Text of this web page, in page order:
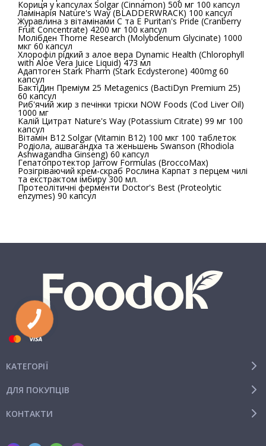
Кориця у капсулах Solgar (Cinnamon) 500 мг 100 капсул
Ламінарія Nature's Way (BLADDERWRACK) 100 капсул
Журавлина з вітамінами С та Е Puritan's Pride (Cranberry
Fruit Concentrate) 4200 мг 100 капсул
Молібден Thorne Research (Molybdenum Glycinate) 1000
мкг 60 капсул
Хлорофіл рідкий з алое вера Dynamic Health (Chlorophyll
with Aloe Vera Juice Liquid) 473 мл
Адаптоген Stark Pharm (Stark Ecdysterone) 400mg 60
капсул
БактіДин Преміум 25 Metagenics (BactiDyn Premium 25)
60 капсул
Риб'ячий жир з печінки тріски NOW Foods (Cod Liver Oil)
1000 мг
Калій Цитрат Nature's Way (Potassium Citrate) 99 мг 100
капсул
Вітамін В12 Solgar (Vitamin B12) 100 мкг 100 таблеток
Родіола, ашвагандха та женьшень Swanson (Rhodiola
Ashwagandha Ginseng) 60 капсул
Гепатопротектор Jarrow Formulas (BroccoMax)
Розігріваючий крем-скраб Рослина Карпат з перцем чилі
та екстрактом імбиру 300 мл.
Протеолітичні ферменти Doctor's Best (Proteolytic
enzymes) 90 капсул
КАТЕГОРІЇ
ДЛЯ ПОКУПЦІВ
КОНТАКТИ